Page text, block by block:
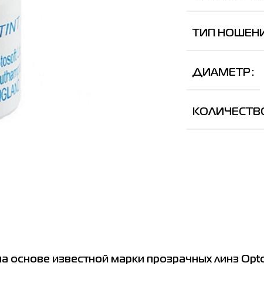
ТИП
ДИАМЕТР
основе известной марки прозрачных линз